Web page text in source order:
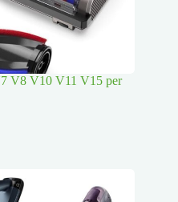
V8 V10 V11 V15 per